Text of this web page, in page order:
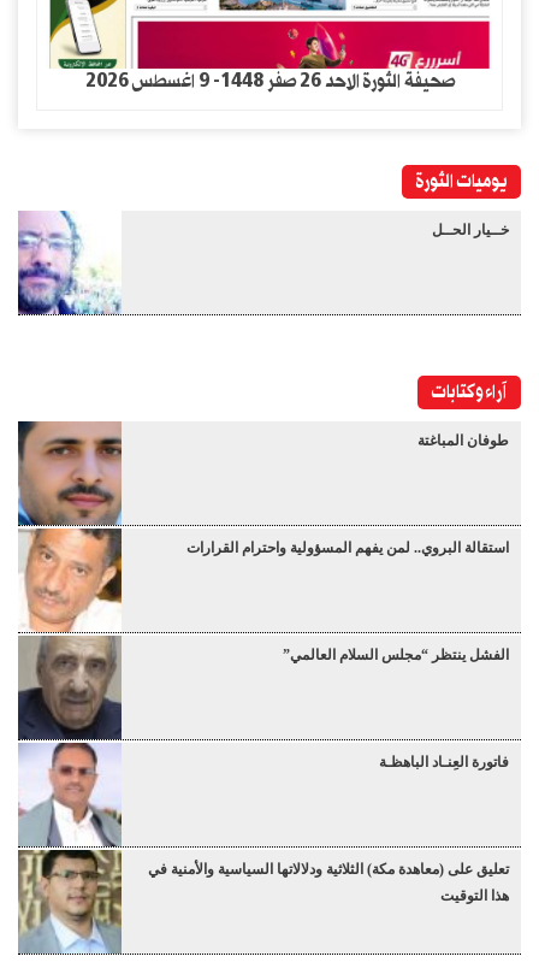
صحيفة الثورة الاحد 26 صفر 1448- 9 اغسطس 2026
يوميات الثورة
خــيار الحــل
آراء وكتابات
طوفان المباغتة
استقالة البروي.. لمن يفهم المسؤولية واحترام القرارات
الفشل ينتظر “مجلس السلام العالمي”
فاتورة العِنـاد الباهظـة
تعليق على (معاهدة مكة) الثلاثية ودلالاتها السياسية والأمنية في
هذا التوقيت